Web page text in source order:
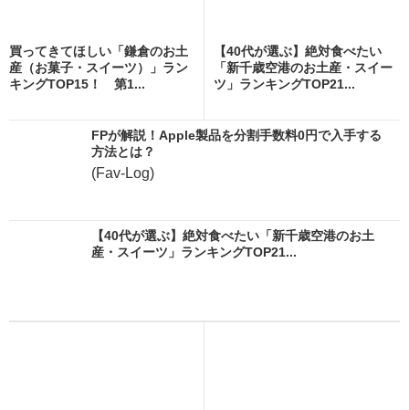
買ってきてほしい「鎌倉のお土
産（お菓子・スイーツ）」ラン
キングTOP15！ 第1...
【40代が選ぶ】絶対食べたい
「新千歳空港のお土産・スイー
ツ」ランキングTOP21...
FPが解説！Apple製品を分割手数料0円で入手する
方法とは？
(Fav-Log)
【40代が選ぶ】絶対食べたい「新千歳空港のお土
産・スイーツ」ランキングTOP21...